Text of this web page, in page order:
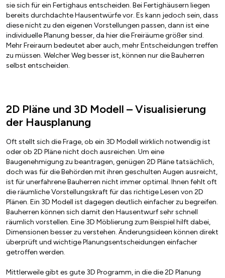
sie sich für ein Fertighaus entscheiden. Bei Fertighäusern liegen
bereits durchdachte Hausentwürfe vor. Es kann jedoch sein, dass
diese nicht zu den eigenen Vorstellungen passen, dann ist eine
individuelle Planung besser, da hier die Freiräume größer sind.
Mehr Freiraum bedeutet aber auch, mehr Entscheidungen treffen
zu müssen. Welcher Weg besser ist, können nur die Bauherren
selbst entscheiden.
2D Pläne und 3D Modell – Visualisierung
der Hausplanung
Oft stellt sich die Frage, ob ein 3D Modell wirklich notwendig ist
oder ob 2D Pläne nicht doch ausreichen. Um eine
Baugenehmigung zu beantragen, genügen 2D Pläne tatsächlich,
doch was für die Behörden mit ihren geschulten Augen ausreicht,
ist für unerfahrene Bauherren nicht immer optimal. Ihnen fehlt oft
die räumliche Vorstellungskraft für das richtige Lesen von 2D
Plänen. Ein 3D Modell ist dagegen deutlich einfacher zu begreifen.
Bauherren können sich damit den Hausentwurf sehr schnell
räumlich vorstellen. Eine 3D Möblierung zum Beispiel hilft dabei,
Dimensionen besser zu verstehen. Änderungsideen können direkt
überprüft und wichtige Planungsentscheidungen einfacher
getroffen werden.
Mittlerweile gibt es gute 3D Programm, in die die 2D Planung